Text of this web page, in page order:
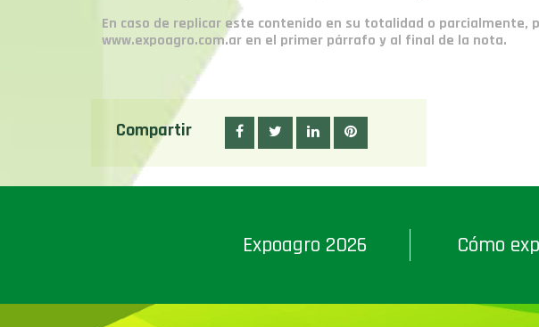
En caso de replicar este contenido en su totalidad o parcialmente,
www.expoagro.com.ar en el primer párrafo y al final de la nota.
Compartir
Expoagro 2026 Cómo